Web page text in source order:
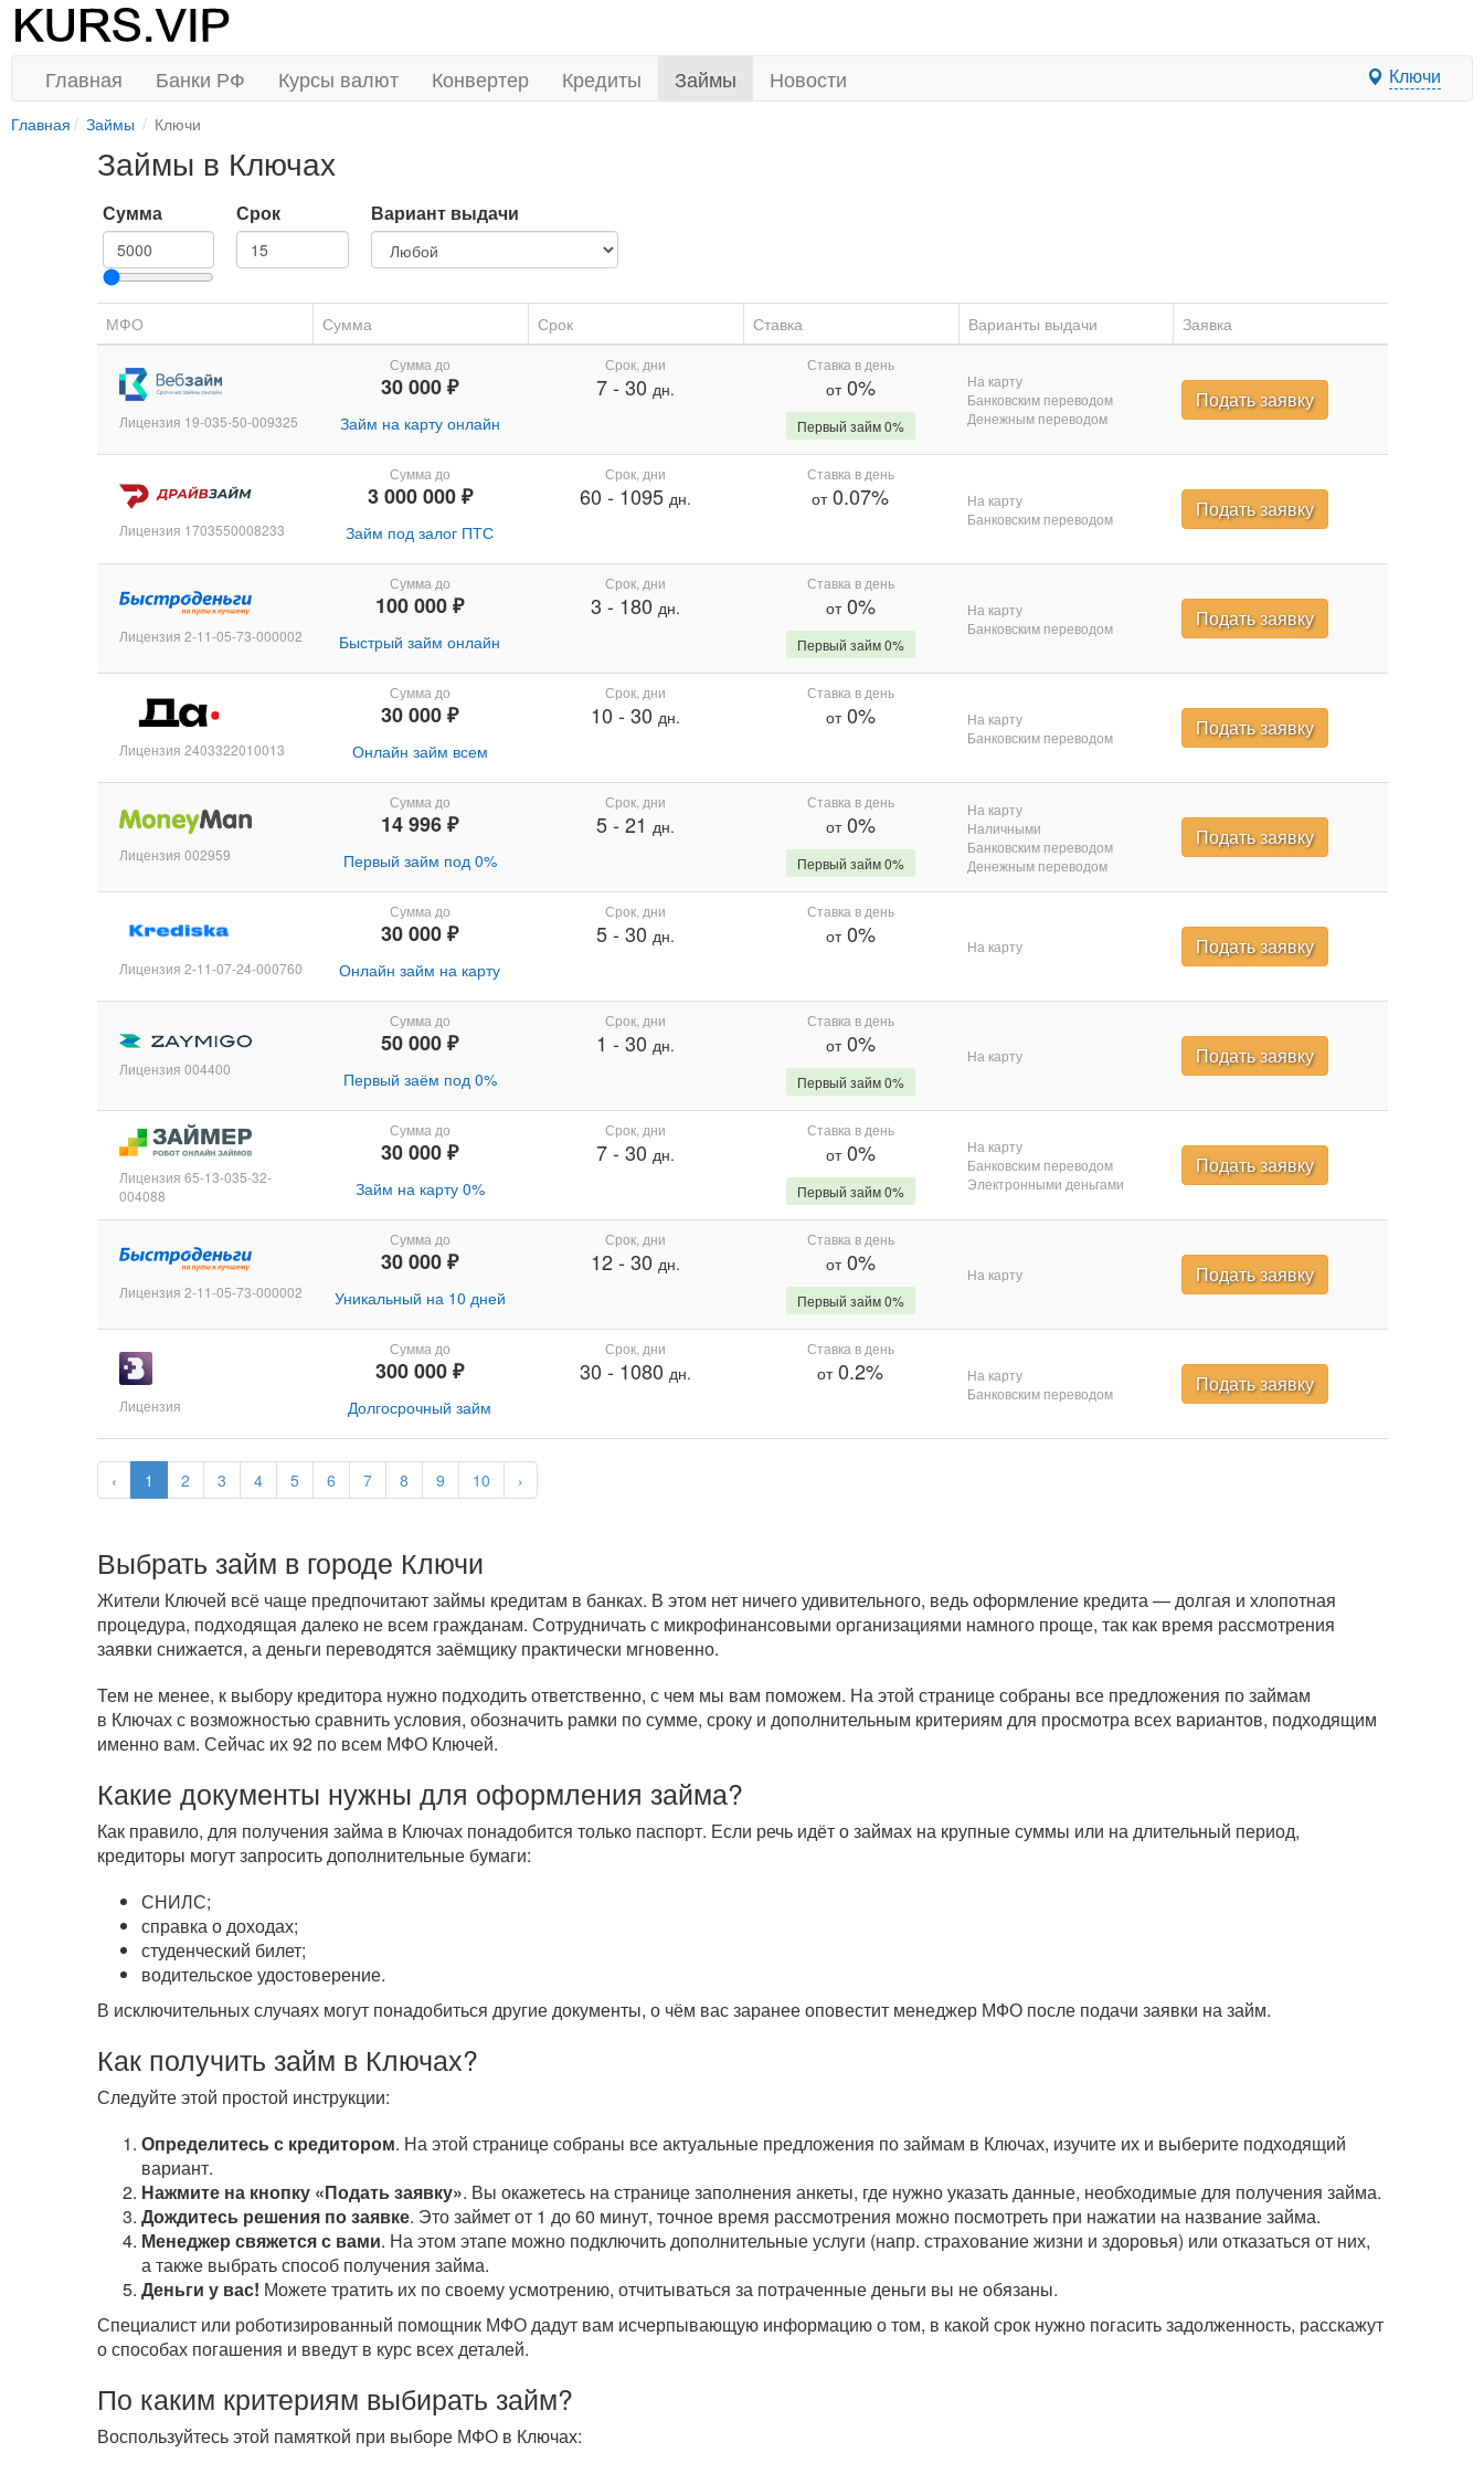
Главная Банки РФ Курсы валют Конвертер Кредиты Займы Новости Ключи
Главная Займы Ключи
Займы в Ключах
Сумма Срок Вариант выдачи
МФО Сумма Срок Ставка Варианты выдачи Заявка
‹ 1 2 3 4 5 6 7 8 9 10 ›
Лицензия 19-035-50-009325
Сумма до
30 000 ₽
Займ на карту онлайн
Срок, дни
7- 30 дн.
Ставка в день
от0%
Первый займ 0%
На карту
Банковским переводом
Денежным переводом
Подать заявку
Лицензия 1703550008233
Сумма до
3 000 000 ₽
Займ под залог ПТС
Срок, дни
60 - 1095 дн.
Ставка в день
от0.07%
На карту
Банковским переводом
Подать заявку
Лицензия 2-11-05-73-000002
Сумма до
100 000 ₽
Быстрый займ онлайн
Срок, дни
3 - 180 дн.
Ставка в день
от0%
Первый займ 0%
На карту
Банковским переводом
Подать заявку
Лицензия 2403322010013
Сумма до
30 000 ₽
Онлайн займ всем
Срок, дни
10 - 30 дн.
Ставка в день
от0%
На карту
Банковским переводом
Подать заявку
Лицензия 002959
Сумма до
14 996 ₽
Первый займ под 0%
Срок, дни
5- 21 дн.
Ставка в день
от0%
Первый займ 0%
На карту
Наличными
Банковским переводом
Денежным переводом
Подать заявку
Лицензия 2-11-07-24-000760
Сумма до
30 000 ₽
Онлайн займ на карту
Срок, дни
5- 30 дн.
Ставка в день
от0% На карту Подать заявку
Лицензия 004400
Сумма до
50 000 ₽
Первый заём под 0%
Срок, дни
1 - 30 дн.
Ставка в день
от0%
Первый займ 0%
На карту Подать заявку
Лицензия 65-13-035-32-
004088
Сумма до
30 000 ₽
Займ на карту 0%
Срок, дни
7- 30 дн.
Ставка в день
от0%
Первый займ 0%
На карту
Банковским переводом
Электронными деньгами
Подать заявку
Лицензия 2-11-05-73-000002
Сумма до
30 000 ₽
Уникальный на 10 дней
Срок, дни
12- 30 дн.
Ставка в день
от0%
Первый займ 0%
На карту Подать заявку
Лицензия
Сумма до
300 000 ₽
Долгосрочный займ
Срок, дни
30 - 1080 дн.
Ставка в день
от0.2%
На карту
Банковским переводом
Подать заявку
Выбрать займ в городе Ключи
Жители Ключей всё чаще предпочитают займы кредитам в банках. В этом нет ничего удивительного, ведь оформление кредита — долгая и хлопотная
процедура, подходящая далеко не всем гражданам. Сотрудничать с микрофинансовыми организациями намного проще, так как время рассмотрения
заявки снижается, а деньги переводятся заёмщику практически мгновенно.
Тем не менее, к выбору кредитора нужно подходить ответственно, с чем мы вам поможем. На этой странице собраны все предложения по займам
в Ключах с возможностью сравнить условия, обозначить рамки по сумме, сроку и дополнительным критериям для просмотра всех вариантов, подходящим
именно вам. Сейчас их 92 по всем МФО Ключей.
Какие документы нужны для оформления займа?
Как правило, для получения займа в Ключах понадобится только паспорт. Если речь идёт о займах на крупные суммы или на длительный период,
кредиторы могут запросить дополнительные бумаги:
СНИЛС;
справка о доходах;
студенческий билет;
водительское удостоверение.
В исключительных случаях могут понадобиться другие документы, о чём вас заранее оповестит менеджер МФО после подачи заявки на займ.
Как получить займ в Ключах?
Следуйте этой простой инструкции:
Определитесь с кредитором. На этой странице собраны все актуальные предложения по займам в Ключах, изучите их и выберите подходящий
вариант.
Нажмите на кнопку «Подать заявку». Вы окажетесь на странице заполнения анкеты, где нужно указать данные, необходимые для получения займа.
Дождитесь решения по заявке. Это займет от 1 до 60 минут, точное время рассмотрения можно посмотреть при нажатии на название займа.
Менеджер свяжется с вами. На этом этапе можно подключить дополнительные услуги (напр. страхование жизни и здоровья) или отказаться от них,
а также выбрать способ получения займа.
Деньги у вас! Можете тратить их по своему усмотрению, отчитываться за потраченные деньги вы не обязаны.
Специалист или роботизированный помощник МФО дадут вам исчерпывающую информацию о том, в какой срок нужно погасить задолженность, расскажут
о способах погашения и введут в курс всех деталей.
По каким критериям выбирать займ?
Воспользуйтесь этой памяткой при выборе МФО в Ключах: